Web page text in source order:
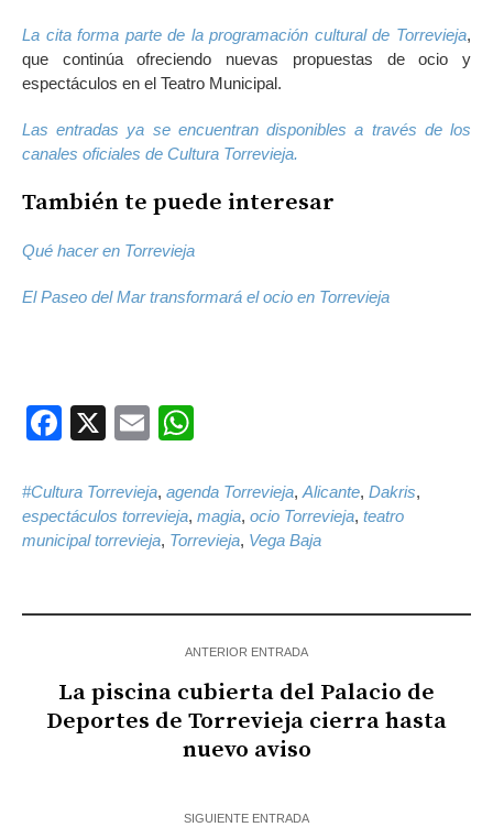
La cita forma parte de la programación cultural de Torrevieja,
que continúa ofreciendo nuevas propuestas de ocio y
espectáculos en el Teatro Municipal.
Las entradas ya se encuentran disponibles a través de los
canales oficiales de Cultura Torrevieja.
También te puede interesar
Qué hacer en Torrevieja
El Paseo del Mar transformará el ocio en Torrevieja
Facebook
X Email
#Cultura Torrevieja, agenda Torrevieja, Alicante, Dakris,
espectáculos torrevieja, magia, ocio Torrevieja, teatro
municipal torrevieja, Torrevieja, Vega Baja
ANTERIOR ENTRADA
La piscina cubierta del Palacio de
Deportes de Torrevieja cierra hasta
nuevo aviso
SIGUIENTE ENTRADA